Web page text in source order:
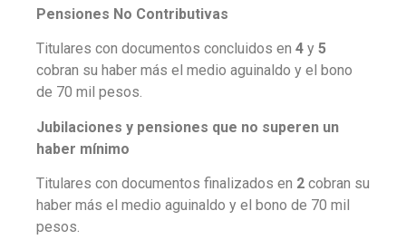
Pensiones No Contributivas
Titulares con documentos concluidos en 4 y 5
cobran su haber más el medio aguinaldo y el bono
de 70 mil pesos.
Jubilaciones y pensiones que no superen un
haber mínimo
Titulares con documentos finalizados en 2 cobran su
haber más el medio aguinaldo y el bono de 70 mil
pesos.